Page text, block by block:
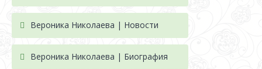
Вероника Николаева | Новости
Вероника Николаева | Биография